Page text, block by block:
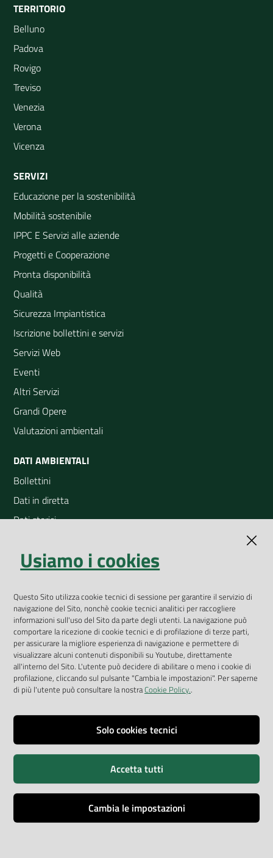
TERRITORIO
Belluno
Padova
Rovigo
Treviso
Venezia
Verona
Vicenza
SERVIZI
Educazione per la sostenibilità
Mobilità sostenibile
IPPC E Servizi alle aziende
Progetti e Cooperazione
Pronta disponibilità
Qualità
Sicurezza Impiantistica
Iscrizione bollettini e servizi
Servizi Web
Eventi
Altri Servizi
Grandi Opere
Valutazioni ambientali
DATI AMBIENTALI
Bollettini
Dati in diretta
Dati storici
Open Data
App Arpav
Rapporti regionali annuali
Le Infografiche
Dispenser dati
Vai alla pagina
Privacy
Accessibilità
Credits
Usiamo i cookies
Questo Sito utilizza cookie tecnici di sessione per garantire il servizio di
navigazione del Sito, nonchè cookie tecnici analitici per raccogliere
informazioni sull'uso del Sito da parte degli utenti. La navigazione può
comportare la ricezione di cookie tecnici e di profilazione di terze parti,
per assicurare la migliore esperienza di navigazione e permettere di
visualizzare alcuni contenuti disponibili su Youtube, direttamente
all'interno del Sito. L'utente può decidere di abilitare o meno i cookie di
profilazione, cliccando sul pulsante "Cambia le impostazioni". Per saperne
di più l'utente può consultare la nostraCookie Policy..
Solo cookies tecnici
Accetta tutti
Cambia le impostazioni